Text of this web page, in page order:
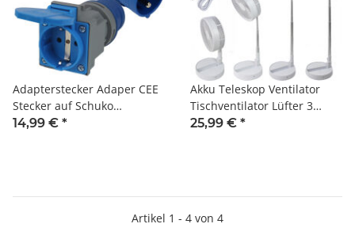
Adapterstecker Adaper CEE
Stecker auf Schuko
Kupplung Wohnwagen
14,99 € *
Akku Teleskop Ventilator
Tischventilator Lüfter 3
stufig leise USB ABS Alu
25,99 € *
Artikel 1 - 4 von 4